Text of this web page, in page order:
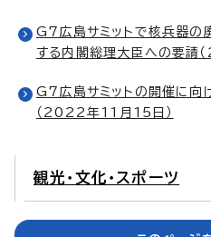
G7広島サミットで核兵器の
する内閣総理大臣への要請
G7広島サミットの開催に向
（2022年11月15日）
観光・文化・スポーツ